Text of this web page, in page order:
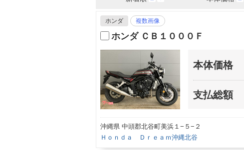
ホンダ 複数画像
ホンダ ＣＢ１０００Ｆ
本体価格
支払総額
沖縄県 中頭郡北谷町美浜１−５−２
Ｈｏｎｄａ Ｄｒｅａｍ沖縄北谷